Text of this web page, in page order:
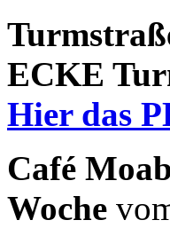
ECKE
Hier das
Café
Woche